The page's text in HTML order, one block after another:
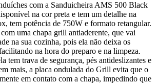
com a Sanduicheira AMS 500 Black
na cor preta e tem um detalhe na
tem potência de 750W e formato retangular.
uma chapa grill antiaderente, que vai
na sua cozinha, pois ela não deixa os
na hora do preparo e na limpeza.
tem trava de segurança, pés antideslizantes e
mais, a placa ondulada do Grill evita que o
em contato com a chapa, impedindo que